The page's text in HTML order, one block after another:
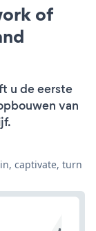
of
u de eerste
van
captivate, turn